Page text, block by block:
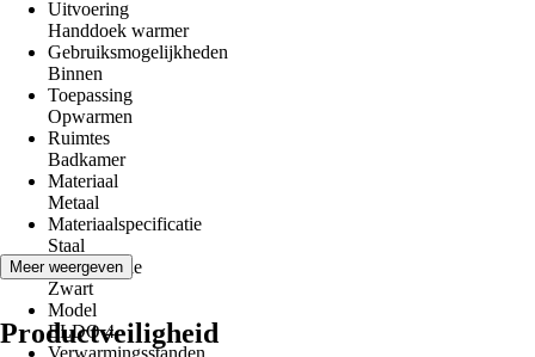
Uitvoering
Handdoek warmer
Gebruiksmogelijkheden
Binnen
Toepassing
Opwarmen
Ruimtes
Badkamer
Materiaal
Metaal
Materiaalspecificatie
Staal
Kleurfamilie
Zwart
Model
ELDO 4
Verwarmingsstanden
Meer weergeven
Productveiligheid